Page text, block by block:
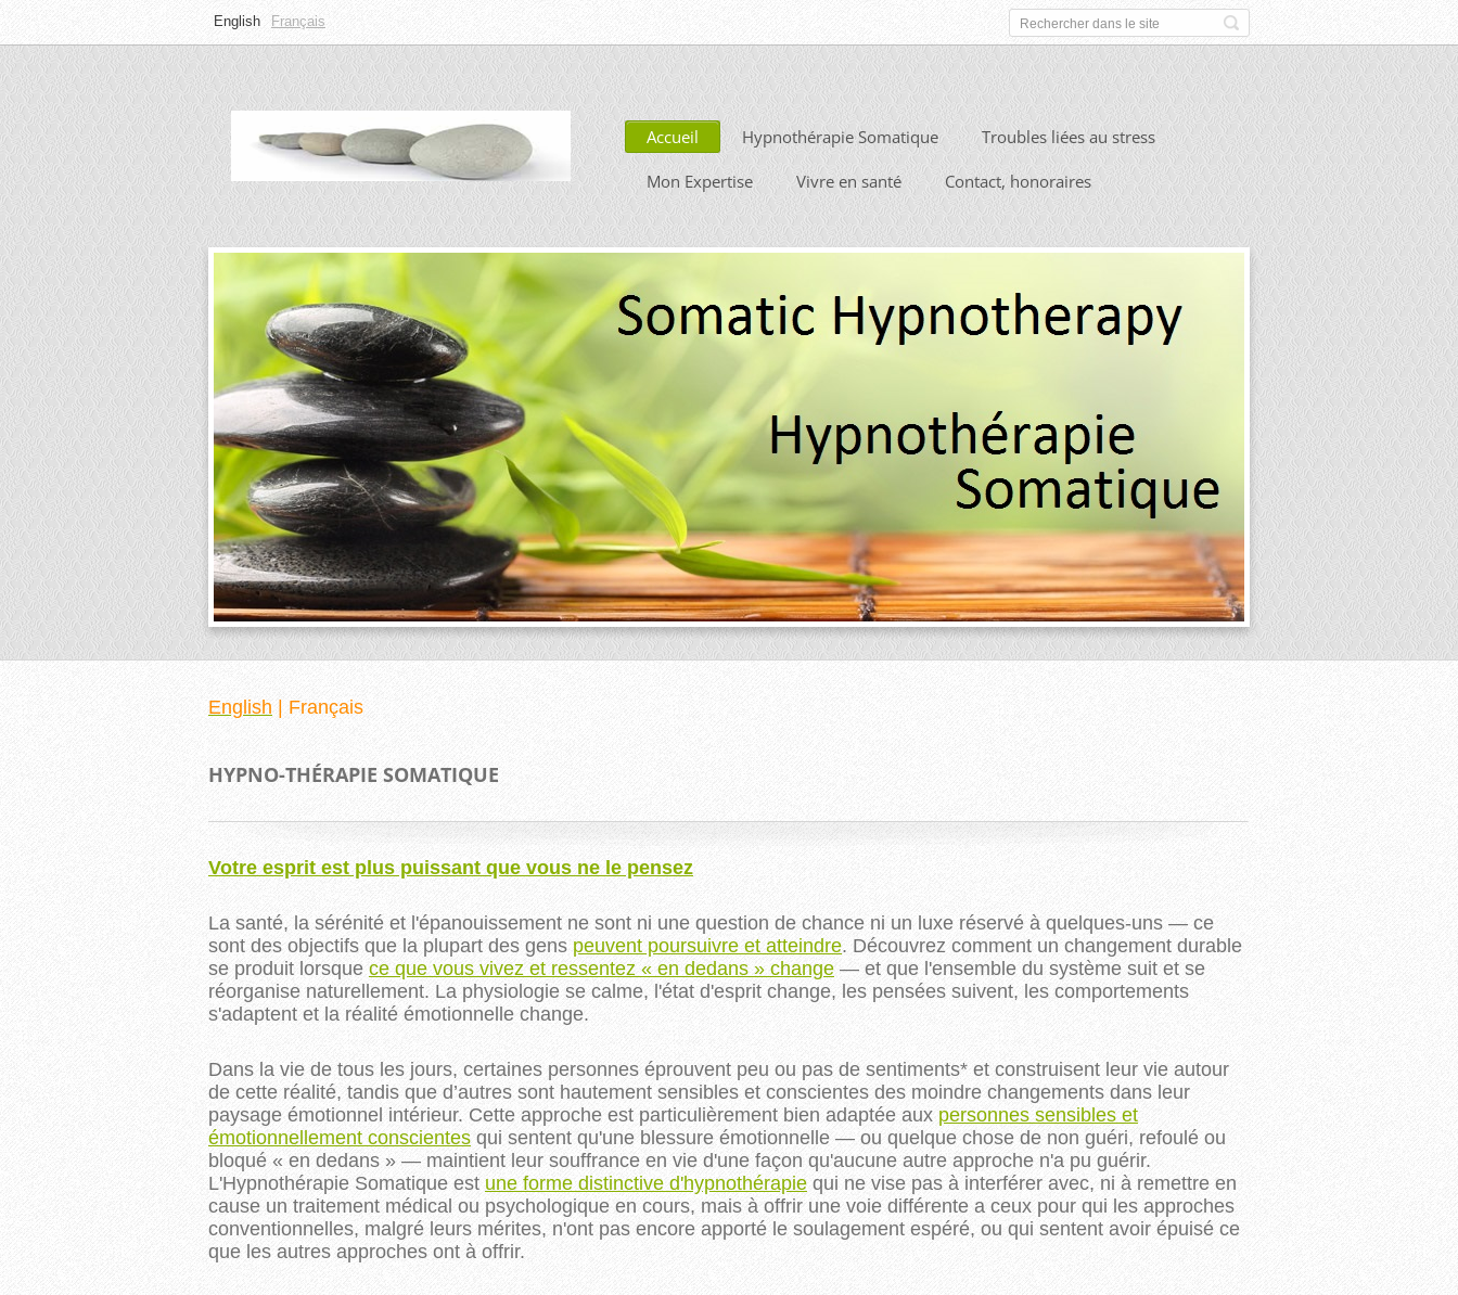
English Français
Accueil Hypnothérapie Somatique Troubles liées au stress
Mon Expertise Vivre en santé Contact, honoraires
English Français
HYPNO-THÉRAPIE SOMATIQUE
Votre esprit est plus puissant que vous ne le pensez
La santé, la sérénité et l'épanouissement ne sont ni une question de chance ni un luxe réservé à quelques-uns — ce
sont des objectifs que la plupart des gens peuvent poursuivre et atteindre. Découvrez comment un changement durable
se produit lorsque ce que vous vivez et ressentez « en dedans » change — et que l'ensemble du système suit et se
réorganise naturellement. La physiologie se calme, l'état d'esprit change, les pensées suivent, les comportements
s'adaptent et la réalité émotionnelle change.
Dans la vie de tous les jours, certaines personnes éprouvent peu ou pas de sentiments* et construisent leur vie autour
de cette réalité, tandis que d’autres sont hautement sensibles et conscientes des moindre changements dans leur
paysage émotionnel intérieur. Cette approche est particulièrement bien adaptée aux personnes sensibles et
émotionnellement conscientes qui sentent qu'une blessure émotionnelle — ou quelque chose de non guéri, refoulé ou
bloqué « en dedans » — maintient leur souffrance en vie d'une façon qu'aucune autre approche n'a pu guérir.
L'Hypnothérapie Somatique est une forme distinctive d'hypnothérapie qui ne vise pas à interférer avec, ni à remettre en
cause un traitement médical ou psychologique en cours, mais à offrir une voie différente a ceux pour qui les approches
conventionnelles, malgré leurs mérites, n'ont pas encore apporté le soulagement espéré, ou qui sentent avoir épuisé ce
que les autres approches ont à offrir.